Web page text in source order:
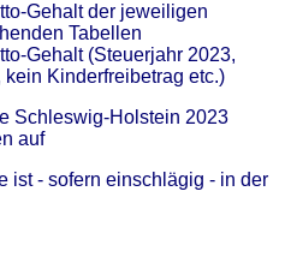
Gehalt der jeweiligen
Tabellen
Gehalt (Steuerjahr 2023,
kein Kinderfreibetrag etc.)
Schleswig-Holstein 2023
auf
ist - sofern einschlägig - in der